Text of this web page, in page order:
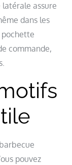
assure
dans les
pochette
commande,
pouvez